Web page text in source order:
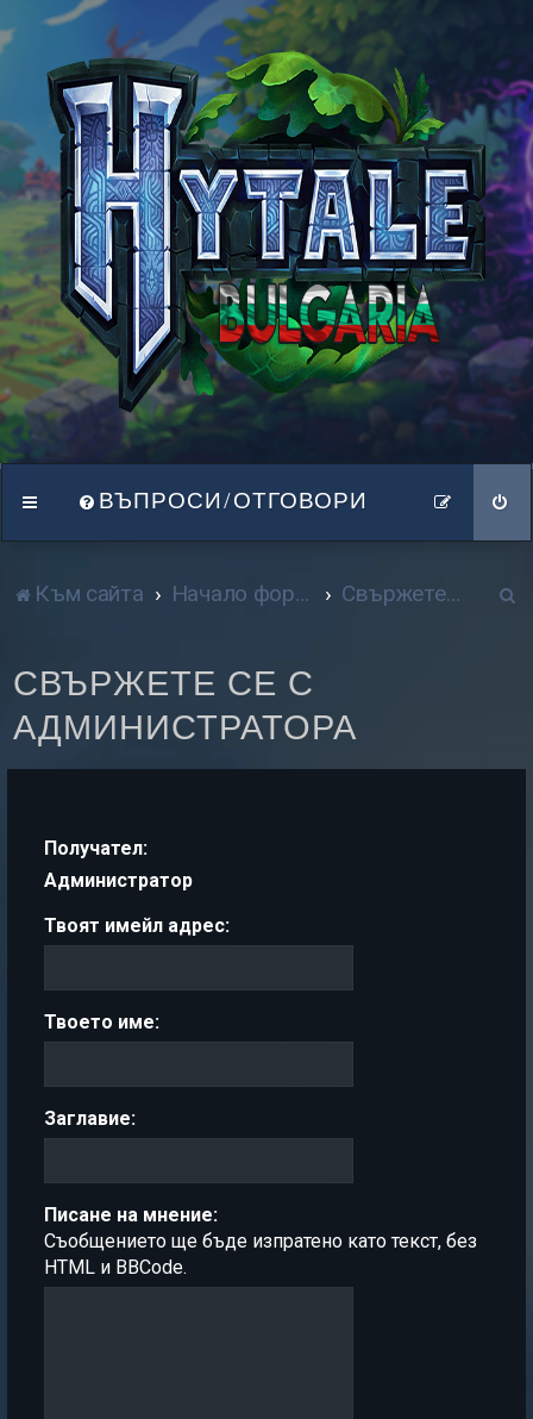
ВЪПРОСИ/ОТГОВОРИ
Към сайта Начало форум Свържете се с администратора
СВЪРЖЕТЕ СЕ С
АДМИНИСТРАТОРА
Получател:
Администратор
Твоят имейл адрес:
Твоето име:
Заглавие:
Писане на мнение:
Съобщението ще бъде изпратено като текст, без
HTML и BBCode.